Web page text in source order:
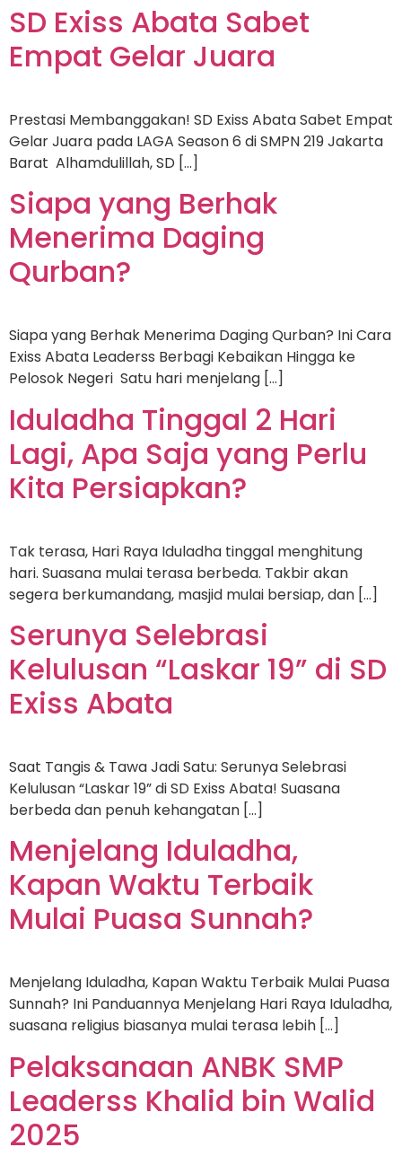
SD Exiss Abata Sabet
Empat Gelar Juara
Prestasi Membanggakan! SD Exiss Abata Sabet Empat
Gelar Juara pada LAGA Season 6 di SMPN 219 Jakarta
Barat Alhamdulillah, SD […]
Siapa yang Berhak
Menerima Daging
Qurban?
Siapa yang Berhak Menerima Daging Qurban? Ini Cara
Exiss Abata Leaderss Berbagi Kebaikan Hingga ke
Pelosok Negeri Satu hari menjelang […]
Iduladha Tinggal 2 Hari
Lagi, Apa Saja yang Perlu
Kita Persiapkan?
Tak terasa, Hari Raya Iduladha tinggal menghitung
hari. Suasana mulai terasa berbeda. Takbir akan
segera berkumandang, masjid mulai bersiap, dan […]
Serunya Selebrasi
Kelulusan “Laskar 19” di SD
Exiss Abata
Saat Tangis & Tawa Jadi Satu: Serunya Selebrasi
Kelulusan “Laskar 19” di SD Exiss Abata! Suasana
berbeda dan penuh kehangatan […]
Menjelang Iduladha,
Kapan Waktu Terbaik
Mulai Puasa Sunnah?
Menjelang Iduladha, Kapan Waktu Terbaik Mulai Puasa
Sunnah? Ini Panduannya Menjelang Hari Raya Iduladha,
suasana religius biasanya mulai terasa lebih […]
Pelaksanaan ANBK SMP
Leaderss Khalid bin Walid
2025